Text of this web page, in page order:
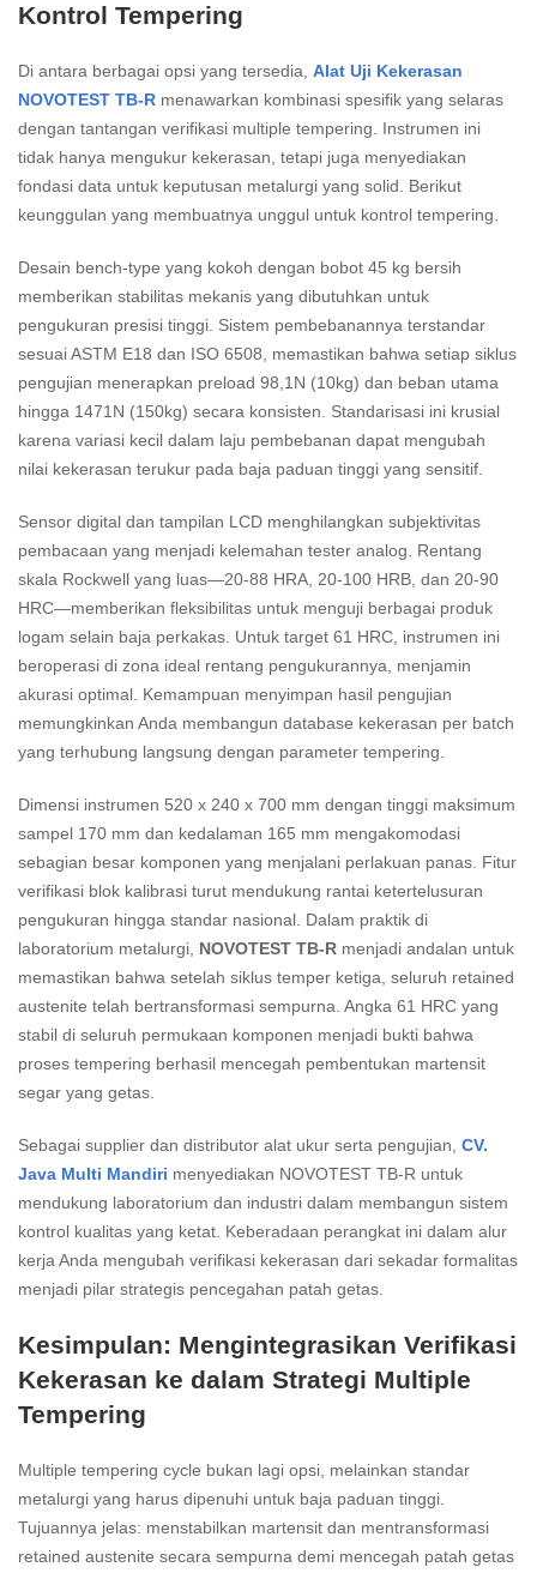
Kontrol Tempering
Di antara berbagai opsi yang tersedia, Alat Uji Kekerasan
NOVOTEST TB-R menawarkan kombinasi spesifik yang selaras
dengan tantangan verifikasi multiple tempering. Instrumen ini
tidak hanya mengukur kekerasan, tetapi juga menyediakan
fondasi data untuk keputusan metalurgi yang solid. Berikut
keunggulan yang membuatnya unggul untuk kontrol tempering.
Desain bench-type yang kokoh dengan bobot 45 kg bersih
memberikan stabilitas mekanis yang dibutuhkan untuk
pengukuran presisi tinggi. Sistem pembebanannya terstandar
sesuai ASTM E18 dan ISO 6508, memastikan bahwa setiap siklus
pengujian menerapkan preload 98,1N (10kg) dan beban utama
hingga 1471N (150kg) secara konsisten. Standarisasi ini krusial
karena variasi kecil dalam laju pembebanan dapat mengubah
nilai kekerasan terukur pada baja paduan tinggi yang sensitif.
Sensor digital dan tampilan LCD menghilangkan subjektivitas
pembacaan yang menjadi kelemahan tester analog. Rentang
skala Rockwell yang luas—20-88 HRA, 20-100 HRB, dan 20-90
HRC—memberikan fleksibilitas untuk menguji berbagai produk
logam selain baja perkakas. Untuk target 61 HRC, instrumen ini
beroperasi di zona ideal rentang pengukurannya, menjamin
akurasi optimal. Kemampuan menyimpan hasil pengujian
memungkinkan Anda membangun database kekerasan per batch
yang terhubung langsung dengan parameter tempering.
Dimensi instrumen 520 x 240 x 700 mm dengan tinggi maksimum
sampel 170 mm dan kedalaman 165 mm mengakomodasi
sebagian besar komponen yang menjalani perlakuan panas. Fitur
verifikasi blok kalibrasi turut mendukung rantai ketertelusuran
pengukuran hingga standar nasional. Dalam praktik di
laboratorium metalurgi, NOVOTEST TB-R menjadi andalan untuk
memastikan bahwa setelah siklus temper ketiga, seluruh retained
austenite telah bertransformasi sempurna. Angka 61 HRC yang
stabil di seluruh permukaan komponen menjadi bukti bahwa
proses tempering berhasil mencegah pembentukan martensit
segar yang getas.
Sebagai supplier dan distributor alat ukur serta pengujian, CV.
Java Multi Mandiri menyediakan NOVOTEST TB-R untuk
mendukung laboratorium dan industri dalam membangun sistem
kontrol kualitas yang ketat. Keberadaan perangkat ini dalam alur
kerja Anda mengubah verifikasi kekerasan dari sekadar formalitas
menjadi pilar strategis pencegahan patah getas.
Kesimpulan: Mengintegrasikan Verifikasi
Kekerasan ke dalam Strategi Multiple
Tempering
Multiple tempering cycle bukan lagi opsi, melainkan standar
metalurgi yang harus dipenuhi untuk baja paduan tinggi.
Tujuannya jelas: menstabilkan martensit dan mentransformasi
retained austenite secara sempurna demi mencegah patah getas